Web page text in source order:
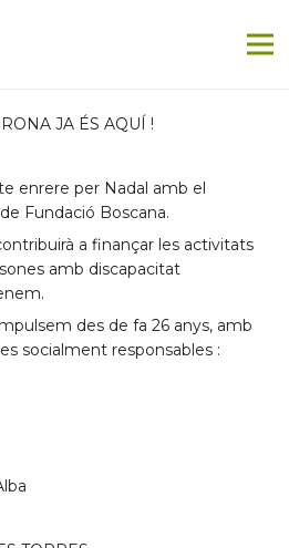
JA ÉS AQUÍ !
enrere per Nadal amb el
Fundació Boscana.
a finançar les activitats
amb discapacitat
des de fa 26 anys, amb
socialment responsables :